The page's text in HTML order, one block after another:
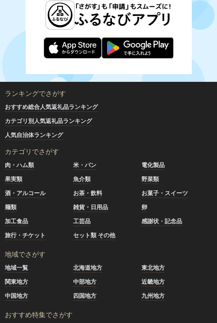
ランキングでさがす
おすすめ総合人気返礼品ランキング
カテゴリ別人気返礼品ランキング
人気自治体ランキング
カテゴリでさがす
肉・ハム類 米・パン
電化製品
果実類
魚介類
野菜類
酒・アルコール
お茶・飲料
お菓子・スイーツ
麺類
雑貨・日用品
卵
加工食品
工芸品
感謝状・記念品
旅行・チケット
セット類 その他
地域でさがす
地域一覧 北海道地方
東北地方
関東地方
中部地方
近畿地方
中国地方
四国地方 九州地方
おすすめ特集でさがす